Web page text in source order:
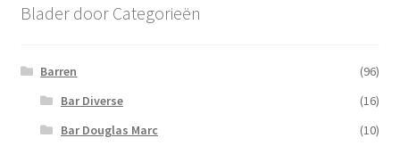
Blader door Categorieën
Barren
(96)
Bar Diverse
(16)
Bar Douglas Marc
(10)